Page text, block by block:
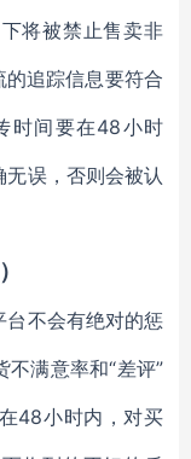
将被禁止售卖非
追踪信息要符合
时间要在48小时
误，否则会被认
台不会有绝对的惩
满意率和“差评”
48小时内，对买